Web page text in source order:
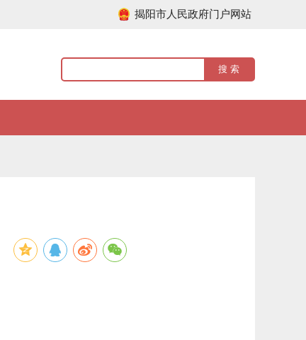
揭阳市人民政府门户网站